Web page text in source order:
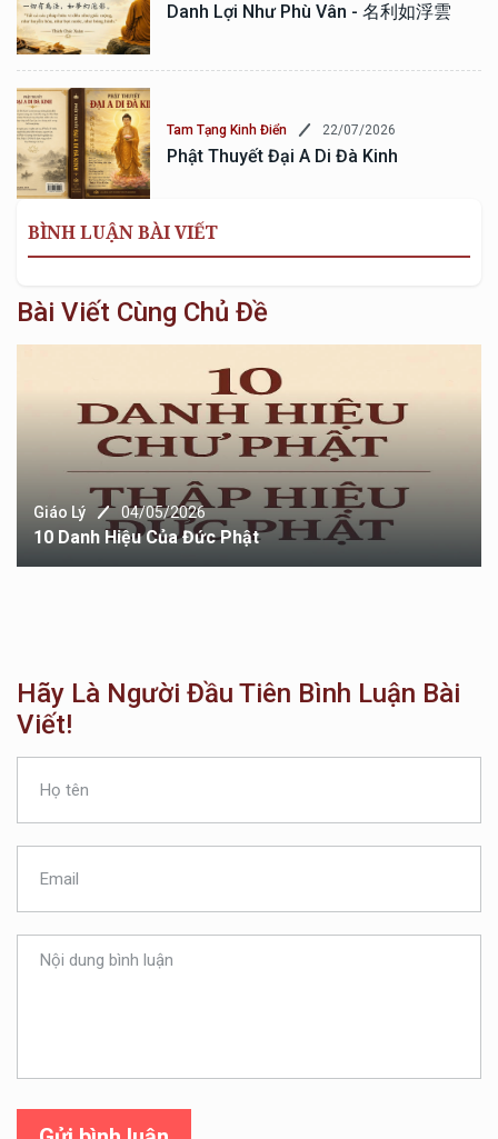
Danh Lợi Như Phù Vân - 名利如浮雲
Tam Tạng Kinh Điển 22/07/2026
Phật Thuyết Đại A Di Đà Kinh
BÌNH LUẬN BÀI VIẾT
Bài Viết Cùng Chủ Đề
Giáo Lý 04/05/2026
10 Danh Hiệu Của Đức Phật
Hãy Là Người Đầu Tiên Bình Luận Bài
Viết!